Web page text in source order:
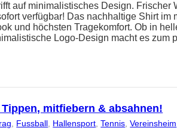
auf minimalistisches Design. Frischer
verfügbar! Das nachhaltige Shirt im
und höchsten Tragekomfort. Ob in
Logo-Design macht es zum
mitfiebern & absahnen!
Fussball Hallensport , Tennis , Vereinsheim